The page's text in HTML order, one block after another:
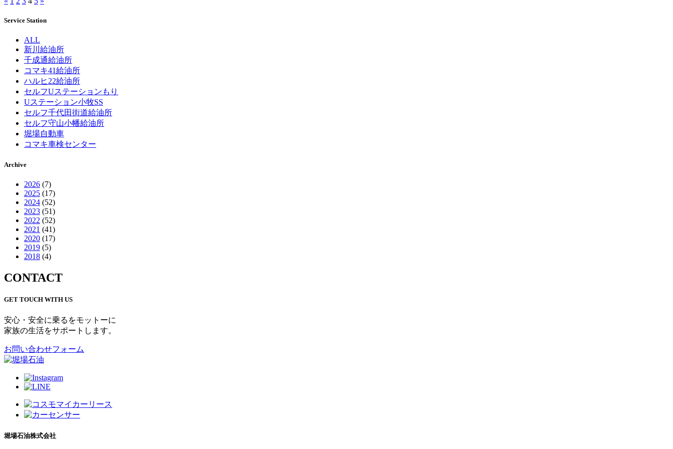
Service Station
ALL
新川給油所
千成通給油所
コマキ41給油所
ハルヒ22給油所
セルフUステーションもり
Uステーション小牧SS
セルフ千代田街道給油所
セルフ守山小幡給油所
堀場自動車
コマキ車検センター
Archive
2026 (7)
2025 (17)
2024 (52)
2023 (51)
2022 (52)
2021 (41)
2020 (17)
2019 (5)
2018 (4)
CONTACT
GET TOUCH WITH US
安心・安全に乗るをモットーに
家族の生活をサポートします。
お問い合わせフォーム
堀場石油株式会社